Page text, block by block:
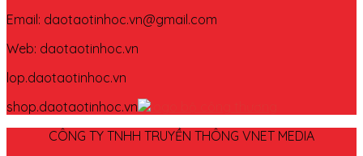
Email: daotaotinhoc.vn@gmail.com
Web: daotaotinhoc.vn
lop.daotaotinhoc.vn
shop.daotaotinhoc.vn
CÔNG TY TNHH TRUYỀN THÔNG VNET MEDIA